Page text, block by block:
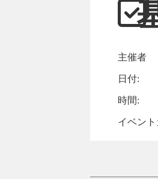
主催者
日付:
時間:
イベン